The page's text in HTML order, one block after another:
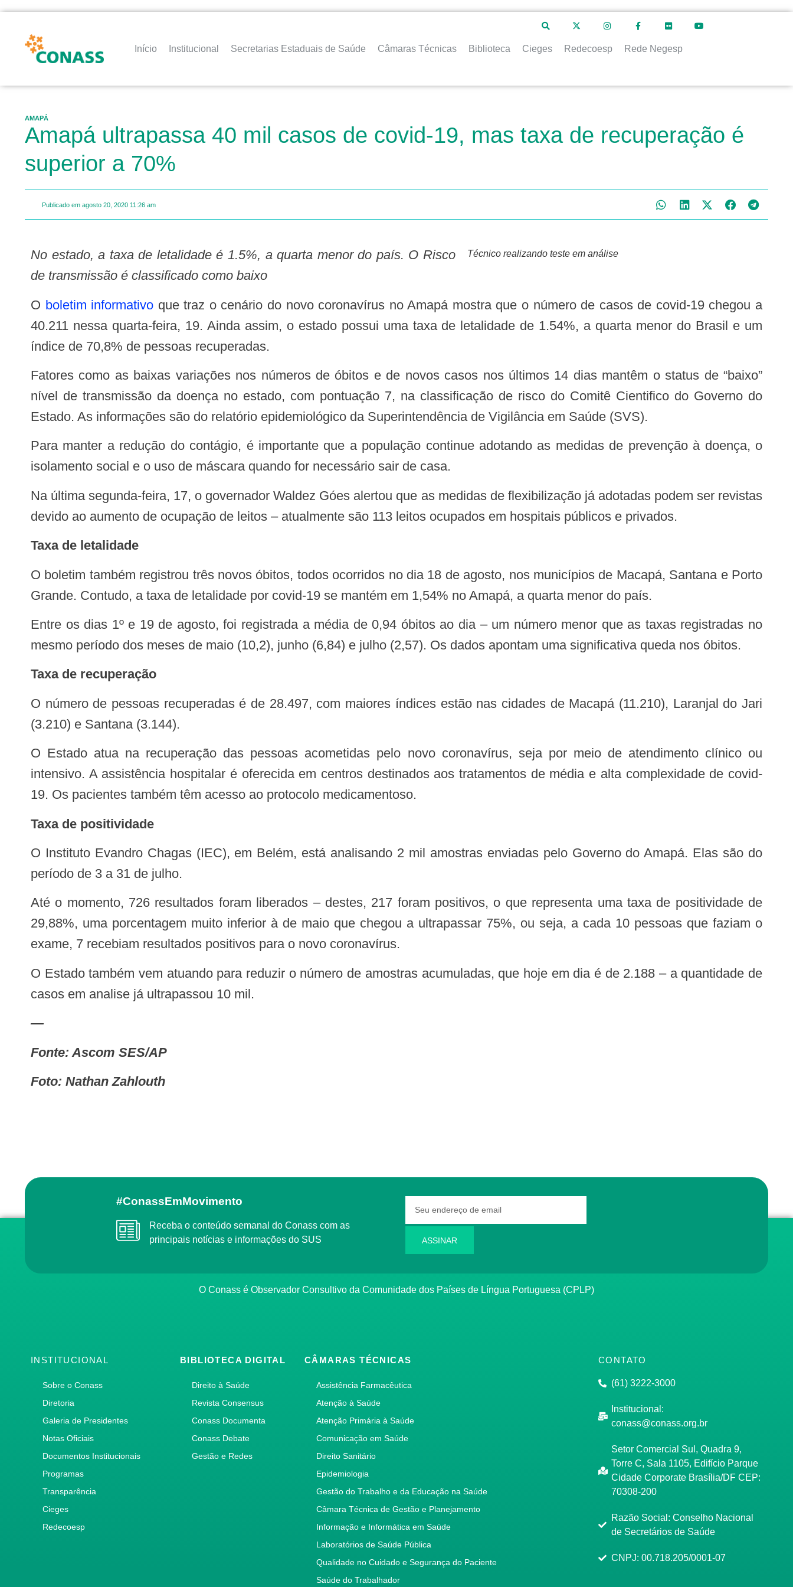
Início Institucional Secretarias Estaduais de Saúde Câmaras Técnicas Biblioteca Cieges Redecoesp Rede Negesp
AMAPÁ
Amapá ultrapassa 40 mil casos de covid-19, mas taxa de recuperação é
superior a 70%
Publicado em agosto 20, 2020 11:26 am
Técnico realizando teste em análise
No estado, a taxa de letalidade é 1.5%, a quarta menor do país. O Risco
de transmissão é classificado como baixo
boletim informativo que traz o cenário do novo coronavírus no Amapá mostra que o número de casos de covid-19 chegou a
40.211 nessa quarta-feira, 19. Ainda assim, o estado possui uma taxa de letalidade de 1.54%, a quarta menor do Brasil e um
índice de 70,8% de pessoas recuperadas.
Fatores como as baixas variações nos números de óbitos e de novos casos nos últimos 14 dias mantêm o status de “baixo”
nível de transmissão da doença no estado, com pontuação 7, na classificação de risco do Comitê Cientifico do Governo do
Estado. As informações são do relatório epidemiológico da Superintendência de Vigilância em Saúde (SVS).
Para manter a redução do contágio, é importante que a população continue adotando as medidas de prevenção à doença, o
isolamento social e o uso de máscara quando for necessário sair de casa.
Na última segunda-feira, 17, o governador Waldez Góes alertou que as medidas de flexibilização já adotadas podem ser revistas
devido ao aumento de ocupação de leitos – atualmente são 113 leitos ocupados em hospitais públicos e privados.
Taxa de letalidade
O boletim também registrou três novos óbitos, todos ocorridos no dia 18 de agosto, nos municípios de Macapá, Santana e Porto
Grande. Contudo, a taxa de letalidade por covid-19 se mantém em 1,54% no Amapá, a quarta menor do país.
Entre os dias 1º e 19 de agosto, foi registrada a média de 0,94 óbitos ao dia – um número menor que as taxas registradas no
mesmo período dos meses de maio (10,2), junho (6,84) e julho (2,57). Os dados apontam uma significativa queda nos óbitos.
Taxa de recuperação
O número de pessoas recuperadas é de 28.497, com maiores índices estão nas cidades de Macapá (11.210), Laranjal do Jari
(3.210) e Santana (3.144).
O Estado atua na recuperação das pessoas acometidas pelo novo coronavírus, seja por meio de atendimento clínico ou
intensivo. A assistência hospitalar é oferecida em centros destinados aos tratamentos de média e alta complexidade de covid-
19. Os pacientes também têm acesso ao protocolo medicamentoso.
Taxa de positividade
O Instituto Evandro Chagas (IEC), em Belém, está analisando 2 mil amostras enviadas pelo Governo do Amapá. Elas são do
período de 3 a 31 de julho.
Até o momento, 726 resultados foram liberados – destes, 217 foram positivos, o que representa uma taxa de positividade de
29,88%, uma porcentagem muito inferior à de maio que chegou a ultrapassar 75%, ou seja, a cada 10 pessoas que faziam o
exame, 7 recebiam resultados positivos para o novo coronavírus.
O Estado também vem atuando para reduzir o número de amostras acumuladas, que hoje em dia é de 2.188 – a quantidade de
casos em analise já ultrapassou 10 mil.
—
Fonte: Ascom SES/AP
Foto: Nathan Zahlouth
#ConassEmMovimento
Receba o conteúdo semanal do Conass com as
principais notícias e informações do SUS
ASSINAR
O Conass é Observador Consultivo da Comunidade dos Países de Língua Portuguesa (CPLP)
INSTITUCIONAL
Sobre o Conass
Diretoria
Galeria de Presidentes
Notas Oficiais
Documentos Institucionais
Programas
Transparência
Cieges
Redecoesp
BIBLIOTECA DIGITAL
Direito à Saúde
Revista Consensus
Conass Documenta
Conass Debate
Gestão e Redes
CÂMARAS TÉCNICAS
Assistência Farmacêutica
Atenção à Saúde
Atenção Primária à Saúde
Comunicação em Saúde
Direito Sanitário
Epidemiologia
Gestão do Trabalho e da Educação na Saúde
Câmara Técnica de Gestão e Planejamento
Informação e Informática em Saúde
Laboratórios de Saúde Pública
Qualidade no Cuidado e Segurança do Paciente
Saúde do Trabalhador
CONTATO
(61) 3222-3000
Institucional:
conass@conass.org.br
Setor Comercial Sul, Quadra 9,
Torre C, Sala 1105, Edifício Parque
Cidade Corporate Brasília/DF CEP:
70308-200
Razão Social: Conselho Nacional
de Secretários de Saúde
CNPJ: 00.718.205/0001-07